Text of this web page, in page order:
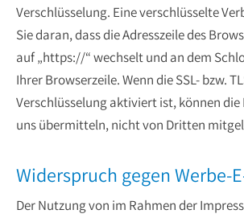
Verschlüsselung. Eine verschlüsselte
Sie daran, dass die Adresszeile des
auf „https://“ wechselt und an dem
Ihrer Browserzeile. Wenn die SSL- bzw.
Verschlüsselung aktiviert ist, können die
uns übermitteln, nicht von Dritten
Widerspruch gegen Werbe-
Der Nutzung von im Rahmen der